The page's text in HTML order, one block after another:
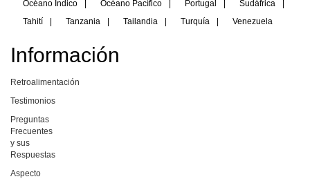
Océano Indico
Océano Pacífico Portugal Sudáfrica
Tahití
Tanzania Tailandia Turquía Venezuela
Información
Retroalimentación
Testimonios
Preguntas
Frecuentes
y sus
Respuestas
Aspecto